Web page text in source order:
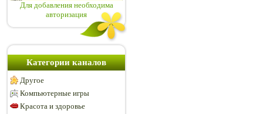
Для добавления необходима
авторизация
Категории каналов
Другое
Компьютерные игры
Красота и здоровье